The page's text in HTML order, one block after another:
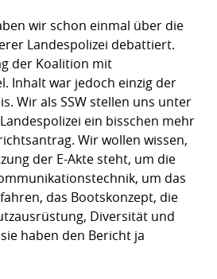
wir schon einmal über die
Landespolizei debattiert.
der Koalition mit
Inhalt war jedoch einzig der
Wir als SSW stellen uns unter
ein bisschen mehr
Wir wollen wissen,
der E-Akte steht, um die
um das
das Bootskonzept, die
Diversität und
haben den Bericht ja